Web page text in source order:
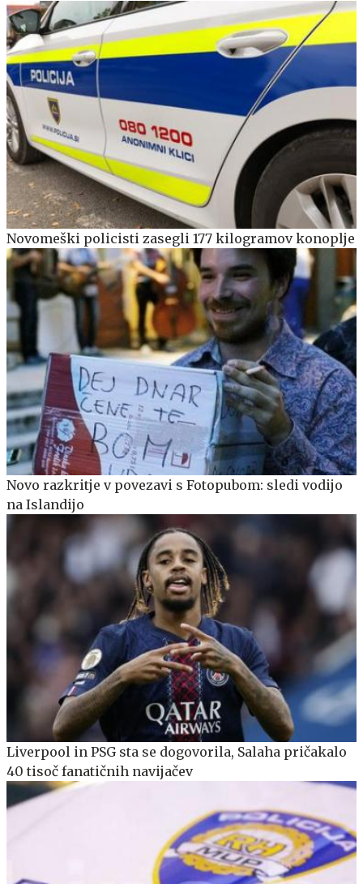
Novomeški policisti zasegli 177 kilogramov konoplje
Novo razkritje v povezavi s Fotopubom: sledi vodijo
na Islandijo
Liverpool in PSG sta se dogovorila, Salaha pričakalo
40 tisoč fanatičnih navijačev